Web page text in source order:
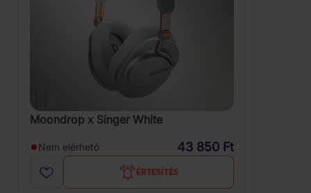
Moondrop x Singer White
Nem elérhető 43 850 Ft
ÉRTESÍTÉS